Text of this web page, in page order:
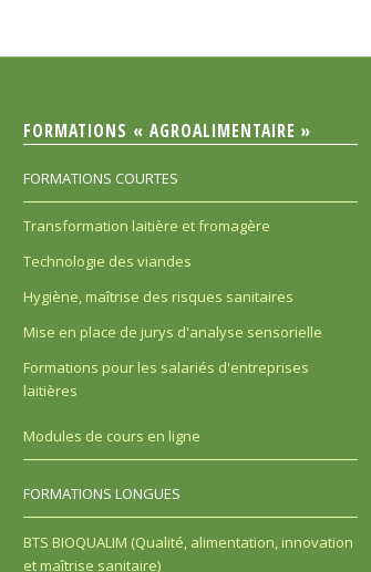
FORMATIONS « AGROALIMENTAIRE »
FORMATIONS COURTES
Transformation laitière et fromagère
Technologie des viandes
Hygiène, maîtrise des risques sanitaires
Mise en place de jurys d'analyse sensorielle
Formations pour les salariés d'entreprises
laitières
Modules de cours en ligne
FORMATIONS LONGUES
BTS BIOQUALIM (Qualité, alimentation, innovation
et maîtrise sanitaire)